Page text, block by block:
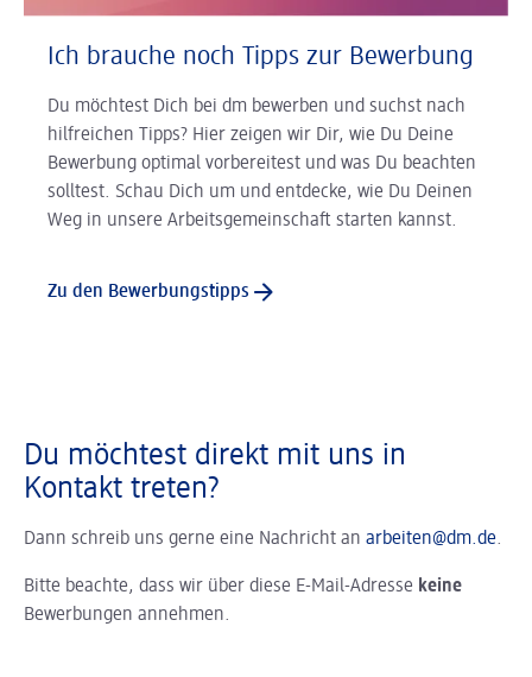
Ich brauche noch Tipps zur Bewerbung
Du möchtest Dich bei dm bewerben und suchst nach
hilfreichen Tipps? Hier zeigen wir Dir, wie Du Deine
Bewerbung optimal vorbereitest und was Du beachten
solltest. Schau Dich um und entdecke, wie Du Deinen
Weg in unsere Arbeitsgemeinschaft starten kannst.
Zu den Bewerbungstipps
Du möchtest direkt mit uns in
Kontakt treten?
Dann schreib uns gerne eine Nachricht an arbeiten@dm.de.
Bitte beachte, dass wir über diese E-Mail-Adresse keine
Bewerbungen annehmen.